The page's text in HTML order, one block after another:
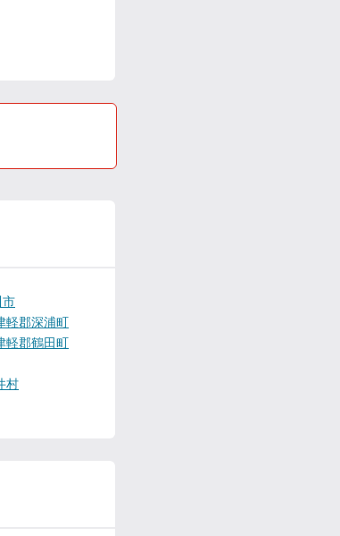
市
軽郡深浦町
軽郡鶴田町
村